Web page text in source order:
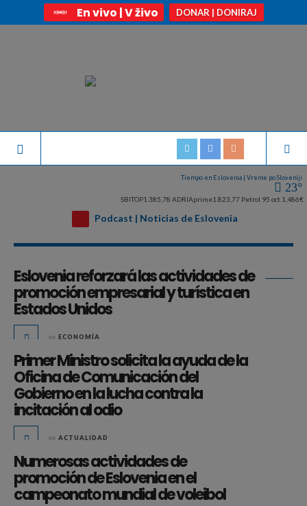
En vivo | V živo DONAR | DONIRAJ
Tiempo en Eslovenia | Vreme po Sloveniji
23°
SBITOP1.385,78 ADRIAprime1.823,77 Petrol 95 oct. 1,486€
Podcast | Noticias de Eslovenia
Eslovenia reforzará las actividades de
promoción empresarial y turística en
Estados Unidos
en ECONOMÍA
Primer Ministro solicita la ayuda de la
Oficina de Comunicación del
Gobierno en la lucha contra la
incitación al odio
en ACTUALIDAD
Numerosas actividades de
promoción de Eslovenia en el
campeonato mundial de voleibol